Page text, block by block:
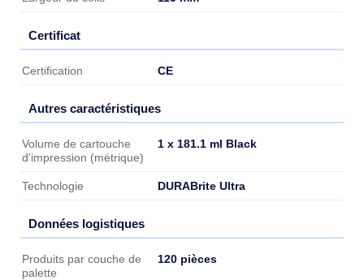
Certificat
Certificat
Certification CE
Autres caractéristiques
Autres caractéristiques
Volume de cartouche
d'impression (métrique)
1 x 181.1 ml Black
Technologie DURABrite Ultra
Données logistiques
Données logistiques
Produits par couche de
palette
120 pièces